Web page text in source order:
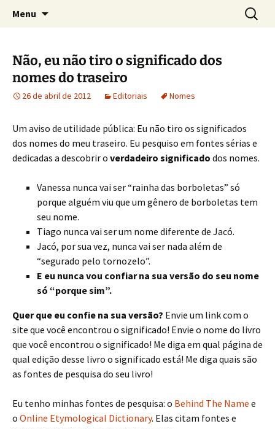
Tolkien e o Élfico
Sobre as línguas d'O Senhor dos Anéis
Menu
conteúdo
por:
Não, eu não tiro o significado dos
nomes do traseiro
26 de abril de 2012 Editoriais Nomes
Um aviso de utilidade pública: Eu não tiro os significados
dos nomes do meu traseiro. Eu pesquiso em fontes sérias e
dedicadas a descobrir o verdadeiro significado dos nomes.
Vanessa nunca vai ser “rainha das borboletas” só
porque alguém viu que um gênero de borboletas tem
seu nome.
Tiago nunca vai ser um nome diferente de Jacó.
Jacó, por sua vez, nunca vai ser nada além de
“segurado pelo tornozelo”.
E eu nunca vou confiar na sua versão do seu nome
só “porque sim”.
Quer que eu confie na sua versão? Envie um link com o
site que você encontrou o significado! Envie o nome do livro
que você encontrou o significado! Me diga em qual página de
qual edição desse livro o significado está! Me diga quais são
as fontes de pesquisa do seu livro!
Eu tenho minhas fontes de pesquisa: o Behind The Name e
o Online Etymological Dictionary. Elas citam fontes e